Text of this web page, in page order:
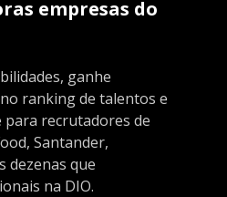
empresas do
ganhe
ranking de talentos e
para recrutadores de
Santander,
dezenas que
na DIO.